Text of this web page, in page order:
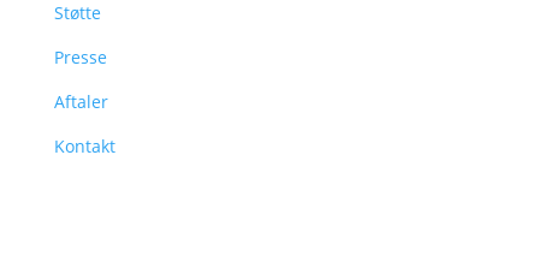
Støtte
Presse
Aftaler
Kontakt